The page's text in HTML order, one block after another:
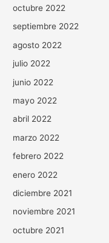
octubre 2022
septiembre 2022
agosto 2022
julio 2022
junio 2022
mayo 2022
abril 2022
marzo 2022
febrero 2022
enero 2022
diciembre 2021
noviembre 2021
octubre 2021